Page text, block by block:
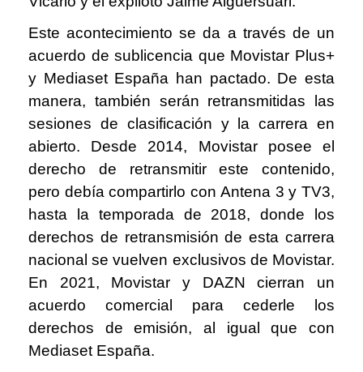
Este acontecimiento se da a través de un
acuerdo de sublicencia que Movistar Plus+
y Mediaset España han pactado. De esta
manera, también serán retransmitidas las
sesiones de clasificación y la carrera en
abierto. Desde 2014, Movistar posee el
derecho de retransmitir este contenido,
pero debía compartirlo con Antena 3 y TV3,
hasta la temporada de 2018, donde los
derechos de retransmisión de esta carrera
nacional se vuelven exclusivos de Movistar.
En 2021, Movistar y DAZN cierran un
acuerdo comercial para cederle los
derechos de emisión, al igual que con
Mediaset España.